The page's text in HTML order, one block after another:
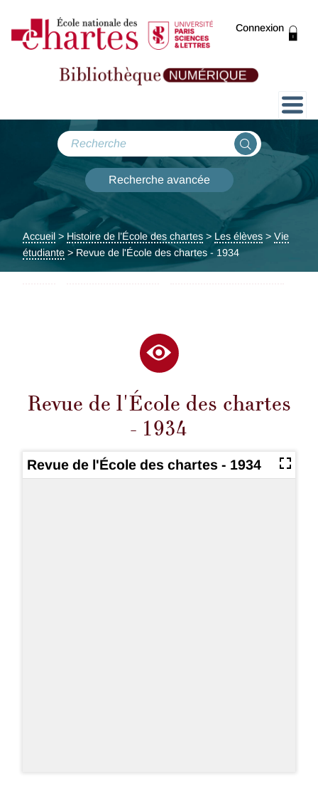
Connexion
Présentation
Collections
Expositions
ThENC@
Recherche avancée
Accueil > Histoire de l’École des chartes > Les élèves > Vie
étudiante > Revue de l'École des chartes - 1934
Revue de l'École des chartes
- 1934
Revue de l'École des chartes - 1934